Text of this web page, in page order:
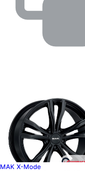
MAK X-Mode